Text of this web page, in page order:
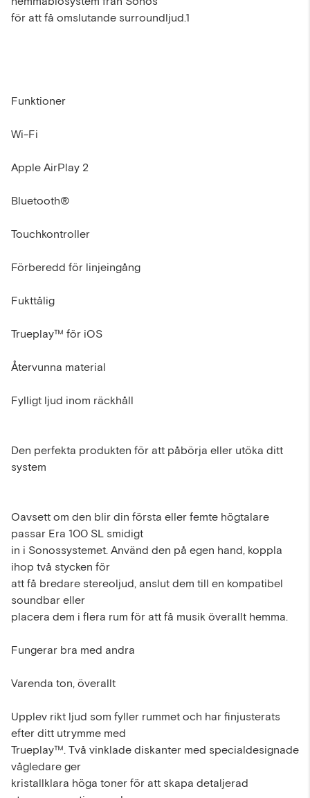
för att få omslutande surroundljud.1
Funktioner
Wi-Fi
Apple AirPlay 2
Bluetooth®
Touchkontroller
Förberedd för linjeingång
Fukttålig
Trueplay™ för iOS
Återvunna material
Fylligt ljud inom räckhåll
Den perfekta produkten för att påbörja eller utöka ditt
system
Oavsett om den blir din första eller femte högtalare
passar Era 100 SL smidigt
in i Sonossystemet. Använd den på egen hand, koppla
ihop två stycken för
att få bredare stereoljud, anslut dem till en kompatibel
soundbar eller
placera dem i flera rum för att få musik överallt hemma.
Fungerar bra med andra
Varenda ton, överallt
Upplev rikt ljud som fyller rummet och har finjusterats
efter ditt utrymme med
Trueplay™. Två vinklade diskanter med specialdesignade
vågledare ger
kristallklara höga toner för att skapa detaljerad